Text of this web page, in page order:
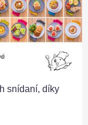
snídaní, díky